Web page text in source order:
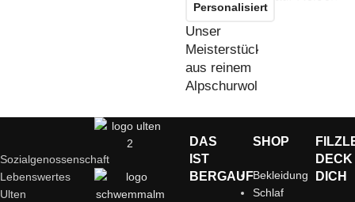
Personalisiert
Unser
Meisterstück
aus reinem
Alpschurwollfilz
Sozialgenossenschaft
Lebenswertes
Ulten
DAS
IST
BERGAUF
SHOP
Bekleidung
Schlaf
DECK
DICH